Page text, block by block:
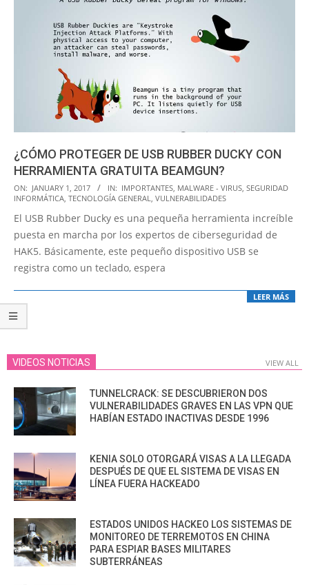
¿CÓMO PROTEGER DE USB RUBBER DUCKY CON
HERRAMIENTA GRATUITA BEAMGUN?
2017-
01-
01
ON: JANUARY 1, 2017 IN: IMPORTANTES, MALWARE - VIRUS, SEGURIDAD
INFORMÁTICA, TECNOLOGÍA GENERAL, VULNERABILIDADES
El USB Rubber Ducky es una pequeña herramienta increíble
puesta en marcha por los expertos de ciberseguridad de
HAK5. Básicamente, este pequeño dispositivo USB se
registra como un teclado, espera
LEER MÁS
VIDEOS NOTICIAS VIEW ALL
TUNNELCRACK: SE DESCUBRIERON DOS
VULNERABILIDADES GRAVES EN LAS VPN QUE
HABÍAN ESTADO INACTIVAS DESDE 1996
KENIA SOLO OTORGARÁ VISAS A LA LLEGADA
DESPUÉS DE QUE EL SISTEMA DE VISAS EN
LÍNEA FUERA HACKEADO
ESTADOS UNIDOS HACKEO LOS SISTEMAS DE
MONITOREO DE TERREMOTOS EN CHINA
PARA ESPIAR BASES MILITARES
SUBTERRÁNEAS